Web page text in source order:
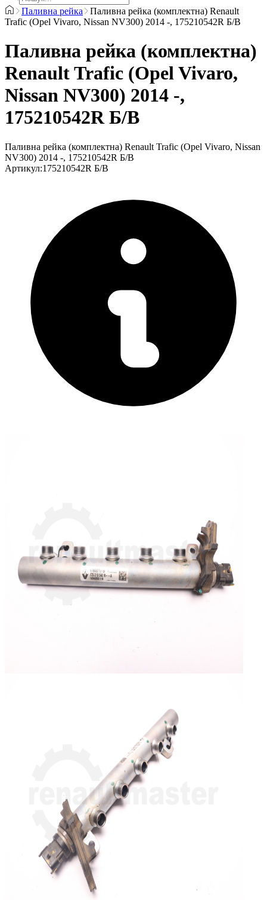
Паливна рейка
Паливна рейка (комплектна) Renault
Trafic (Opel Vivaro, Nissan NV300) 2014 -, 175210542R Б/В
Паливна рейка (комплектна)
Renault Trafic (Opel Vivaro,
Nissan NV300) 2014 -,
175210542R Б/В
Паливна рейка (комплектна) Renault Trafic (Opel Vivaro, Nissan
NV300) 2014 -, 175210542R Б/В
Артикул:175210542R Б/В